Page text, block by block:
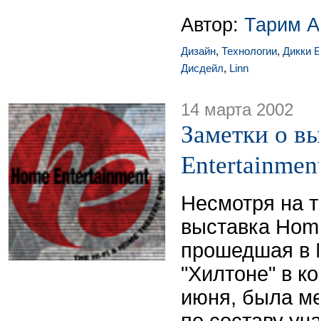
Автор: Тарим
Дизайн, Технологии, Дикки
Дисдейл, Linn
14 марта 2002
Заметки о
Несмотря на
выставка
прошедшая в
"Хилтоне" в
июня, была